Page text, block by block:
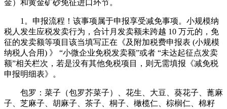
金）和黄金矿砂免征进口环节。
1。申报流程！该事项属于申报享受减免事项。小规模纳
税人发生应税发卖行为，合计月发卖额未跨越 10 万元的，免
征的发卖额等项目该当填写正在《及附加税费申报表 (小规模
纳税人合用) 》 “小微企业免税发卖额”或者 “未达起征点发卖
额”相关栏次，若是没有其他免税项目，则无需填报《减免税
申报明细表》。
包罗：菜子（包罗芥菜子）、花生、大豆、葵花子、蓖麻
子、芝麻子、胡麻子、茶子、桐子、橄榄仁、棕榈仁、棉籽